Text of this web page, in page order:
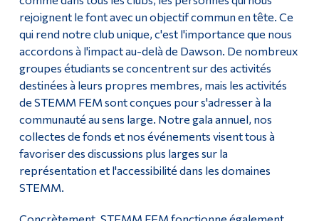
rejoignent le font avec un objectif commun en tête. Ce
qui rend notre club unique, c'est l'importance que nous
accordons à l'impact au-delà de Dawson. De nombreux
groupes étudiants se concentrent sur des activités
destinées à leurs propres membres, mais les activités
de STEMM FEM sont conçues pour s'adresser à la
communauté au sens large. Notre gala annuel, nos
collectes de fonds et nos événements visent tous à
favoriser des discussions plus larges sur la
représentation et l'accessibilité dans les domaines
STEMM.
Concrètement, STEMM FEM fonctionne également